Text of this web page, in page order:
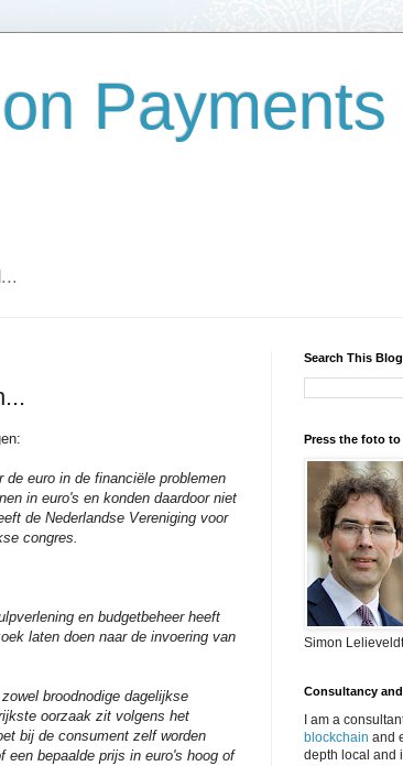
Payments
euro in de financiële problemen
in euro's en konden daardoor niet
de Nederlandse Vereniging voor
congres.
en budgetbeheer heeft
laten doen naar de invoering van
broodnodige dagelijkse
oorzaak zit volgens het
bij de consument zelf worden
bepaalde prijs in euro's hoog of
Search This Blog
Press the foto
Simon Lelieveldt
Consultancy
I am a
blockchain and
depth local and